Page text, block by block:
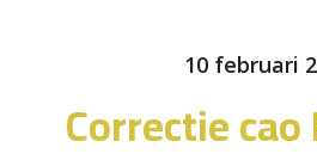
10 februari
Correctie